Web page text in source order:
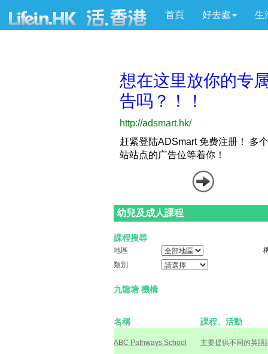
首頁 好去處 生
幼兒及成人課程
課程搜尋
地區
類別
九龍塘 機構
名稱 課程、活動
ABC Pathways School 主要提供不同的英語